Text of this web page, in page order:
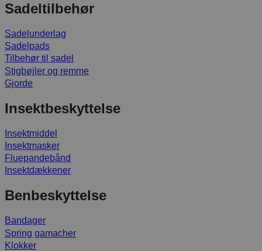
Sadeltilbehør
Sadelunderlag
Sadelpads
Tilbehør til sadel
Stigbøjler og remme
Gjorde
Insektbeskyttelse
Insektmiddel
Insektmasker
Fluepandebånd
Insektdækkener
Benbeskyttelse
Bandager
Spring gamacher
Klokker